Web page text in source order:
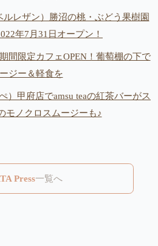
ルレザン）勝沼の桃・ぶどう果樹園
年7月31日オープン！
間限定カフェOPEN！葡萄棚の下で
ジー＆軽食を
）甲府店でamsu teaの紅茶バーがス
モノクロスムージーも♪
Press一覧へ